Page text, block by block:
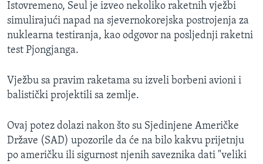
Istovremeno, Seul je izveo nekoliko raketnih vježbi
simulirajući napad na sjevernokorejska postrojenja za
nuklearna testiranja, kao odgovor na posljednji raketni
test Pjongjanga.
Vježbu sa pravim raketama su izveli borbeni avioni i
balistički projektili sa zemlje.
Ovaj potez dolazi nakon što su Sjedinjene Američke
Države (SAD) upozorile da će na bilo kakvu prijetnju
po američku ili sigurnost njenih saveznika dati "veliki